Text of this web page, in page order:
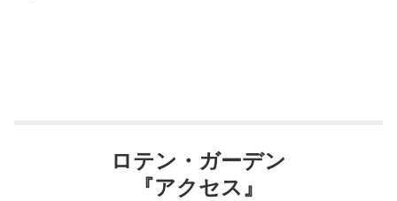
ロテン・ガーデン
『アクセス』